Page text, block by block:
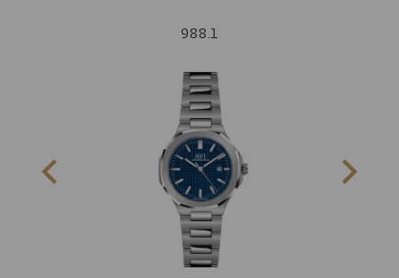
988.1